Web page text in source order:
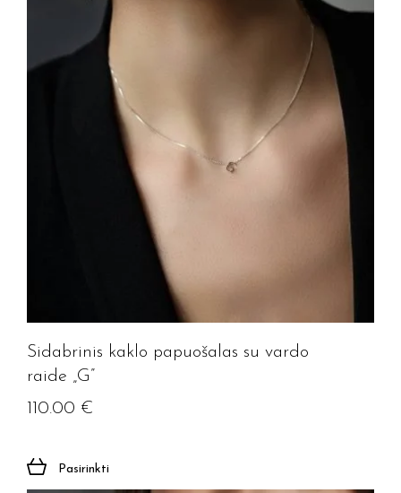
Sidabrinis kaklo papuošalas su vardo
raide „G”
110.00 €
Pasirinkti